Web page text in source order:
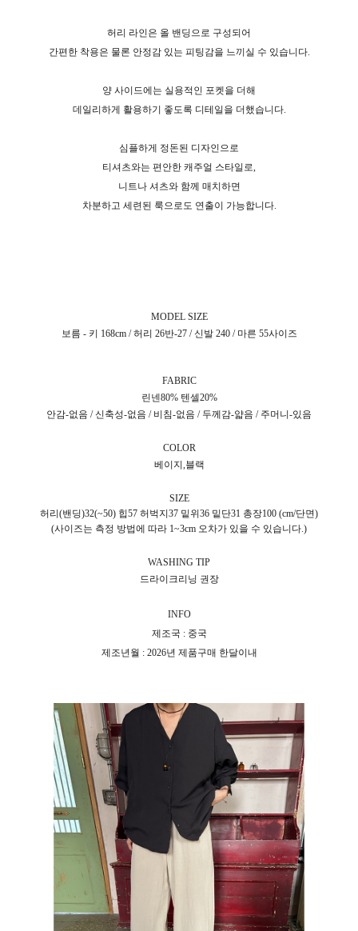
허리 라인은 올 밴딩으로 구성되어
간편한 착용은 물론 안정감 있는 피팅감을 느끼실 수 있습니다.
양 사이드에는 실용적인 포켓을 더해
데일리하게 활용하기 좋도록 디테일을 더했습니다.
심플하게 정돈된 디자인으로
티셔츠와는 편안한 캐주얼 스타일로,
니트나 셔츠와 함께 매치하면
차분하고 세련된 룩으로도 연출이 가능합니다.
MODEL SIZE
보름 - 키 168cm / 허리 26반-27 / 신발 240 / 마른 55사이즈
FABRIC
린넨80% 텐셀20%
안감-없음 / 신축성-없음 / 비침-없음 / 두께감-얇음 / 주머니-있음
COLOR
베이지,블랙
SIZE
허리(밴딩)32(~50) 힙57 허벅지37 밑위36 밑단31 총장100 (cm/단면)
(사이즈는 측정 방법에 따라 1~3cm 오차가 있을 수 있습니다.)
WASHING TIP
드라이크리닝 권장
INFO
제조국 : 중국
제조년월 : 2026년 제품구매 한달이내